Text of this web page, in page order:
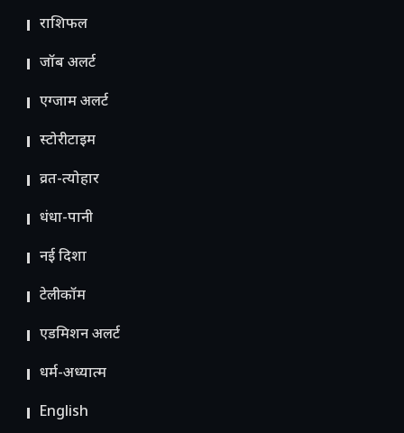
राशिफल
जॉब अलर्ट
एग्जाम अलर्ट
स्टोरीटाइम
व्रत-त्योहार
धंधा-पानी
नई दिशा
टेलीकॉम
ए​डमिशन अलर्ट
धर्म-अध्यात्म
English